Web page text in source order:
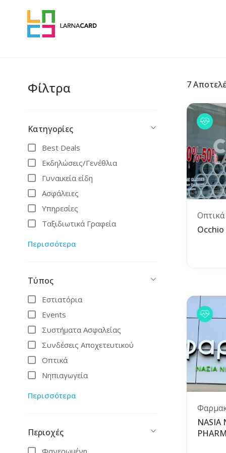
Φίλτρα
Κατηγορίες
Best Deals
Εκδηλώσεις/Γενέθλια
Γυναικεία είδη
Ασφάλειες
Υπηρεσίες
Ταξιδιωτικά Γραφεία
Αυτοκίνητο
Ανδρικά Είδη
Κατοικίδια
Παιδικά Είδη
Αθλητικά Είδη
Παιδικές Δραστηριότητες
Φαρμακεία
Ακίνητα
Υλικά Οικοδομής
Φαγητό - Ποτό
Ταξίδι
Περισσότερα
Τύπος
Εστιατόρια
Events
Συστήματα Ασφαλείας
Συνδέσεις Αποχετευτικού
Οπτικά
Νηπιαγωγεία
Μπιλιάρδο
Κουρτίνες/Blinds
Κρεπερί
Περισσότερα
Περιοχές
Φανερωμένη
7
Οπτικά
NASIA